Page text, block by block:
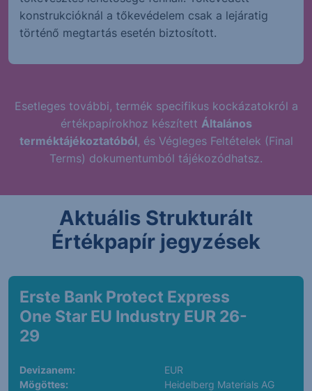
konstrukcióknál a tőkevédelem csak a lejáratig
történő megtartás esetén biztosított.
Esetleges további, termék specifikus kockázatokról a
értékpapírokhoz készített Általános
terméktájékoztatóból, és Végleges Feltételek (Final
Terms) dokumentumból tájékozódhatsz.
Aktuális Strukturált
Értékpapír jegyzések
Erste Bank Protect Express
One Star EU Industry EUR 26-
29
Devizanem:
EUR
Mögöttes:
Heidelberg Materials AG